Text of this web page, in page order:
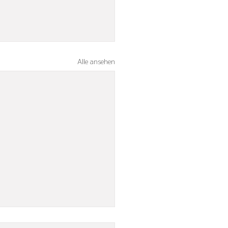
Alle ansehen
erste Halbzeit ebnet